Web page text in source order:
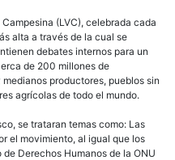
(LVC), celebrada cada
alta a través de la cual se
debates internos para un
de 200 millones de
productores, pueblos sin
agrícolas de todo el mundo.
se trataran temas como: Las
el movimiento, al igual que los
Derechos Humanos de la ONU